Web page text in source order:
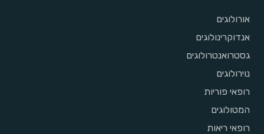
אורולוגים
אנדוקרינולוגים
גסטרואנטרולוגים
נוירולוגים
רופאי פוריות
המטולוגים
רופאי ריאות